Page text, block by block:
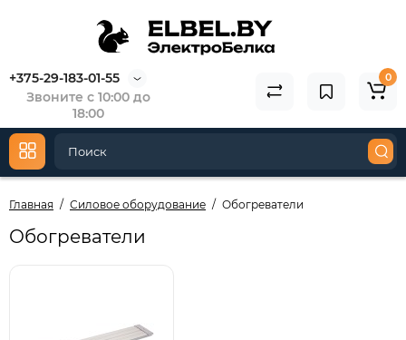
+375-29-183-01-55
Звоните с 10:00 до
18:00
0
Главная Силовое оборудование Обогреватели
Обогреватели